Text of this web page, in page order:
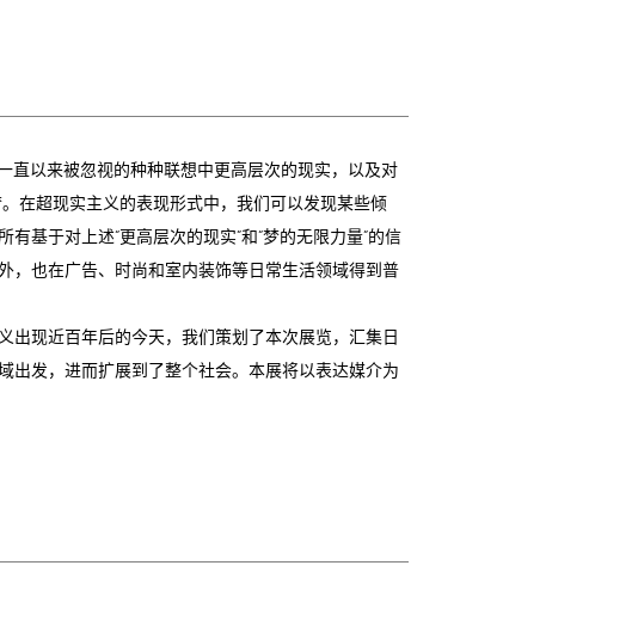
直以来被忽视的种种联想中更高层次的现实，以及对
在超现实主义的表现形式中，我们可以发现某些倾
基于对上述“更高层次的现实”和“梦的无限力量”的信
，也在广告、时尚和室内装饰等日常生活领域得到普
现近百年后的今天，我们策划了本次展览，汇集日
出发，进而扩展到了整个社会。本展将以表达媒介为